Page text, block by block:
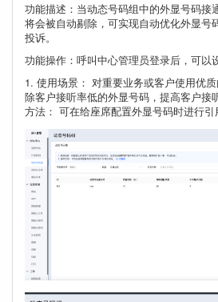
功能描述：当动态号码组中的外显号码接
将会被自动剔除，可实现自动优化外显号
投诉。
功能操作：呼叫中心管理员登录后，可以
1. 使用场景： 对重要业务或客户使用优
除客户接听率低的外显号码，提高客户接
方法： 可在给座席配置外显号码时进行引